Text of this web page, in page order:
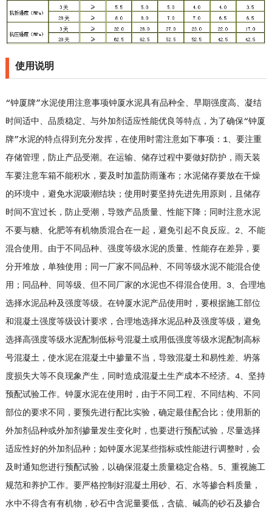
使用说明
“钟厦牌”水泥使用注意事项钟厦水泥具有品种全、早期强度高、凝结
时间适中、品质稳定、与外加剂适应性能优良等特点，为了确保“钟厦
牌”水泥的特点得到充分发挥，在使用时需注意如下事项：1、要注重
存储管理，防止产品受潮。在运输、储存过程中要做好防护，雨天装
车要注意车箱不能积水，要及时加盖防雨蓬布；水泥储存要放在干燥
的环境中，避免水泥吸潮结块；使用时要坚持先进先用原则，且储存
时间不宜过长，防止受潮，导致产品质量、性能下降；同时注意水泥
不要与糖、化肥等有机物质混合在一起，避免引起不良反应。2、不能
混合使用。由于不同品种、强度等级水泥的质量、性能存在差异，要
分开堆放，单独使用；同一厂家不同品种、不同等级水泥不能混合使
用；同品种、同等级、但不同厂家的水泥也不得混合使用。3、合理地
选择水泥品种及强度等级。在钟厦水泥产品使用时，要根据施工部位
和混凝土强度等级设计要求，合理地选择水泥品种及强度等级，避免
选择高强度等级水泥配制低标号混凝土或用低强度等级水泥配制高标
号混凝土，使水泥在混凝土中掺量不当，导致混凝土和易性差、坍落
度损失大等不良现象产生，同时造成混凝土生产成本不经济。4、坚持
预配试验工作。钟厦水泥在使用时，由于不同工程、不同结构、不同
部位的要求不同，要预先进行配比实验，确定最佳配合比；使用新的
外加剂品种或外加剂掺量发生变化时，也要进行预配试验，尽量选择
适应性好的外加剂品种；如钟厦水泥某些指标或性能进行调整时，会
及时通知您进行预配试验，以确保混凝土质量稳定合格。5、重视施工
规范和养护工作。要严格控制好混凝土用砂、石、水等掺合料质量，
水中不得含有有机物，砂石中含泥量要低，含硫、碱高的砂石及掺合